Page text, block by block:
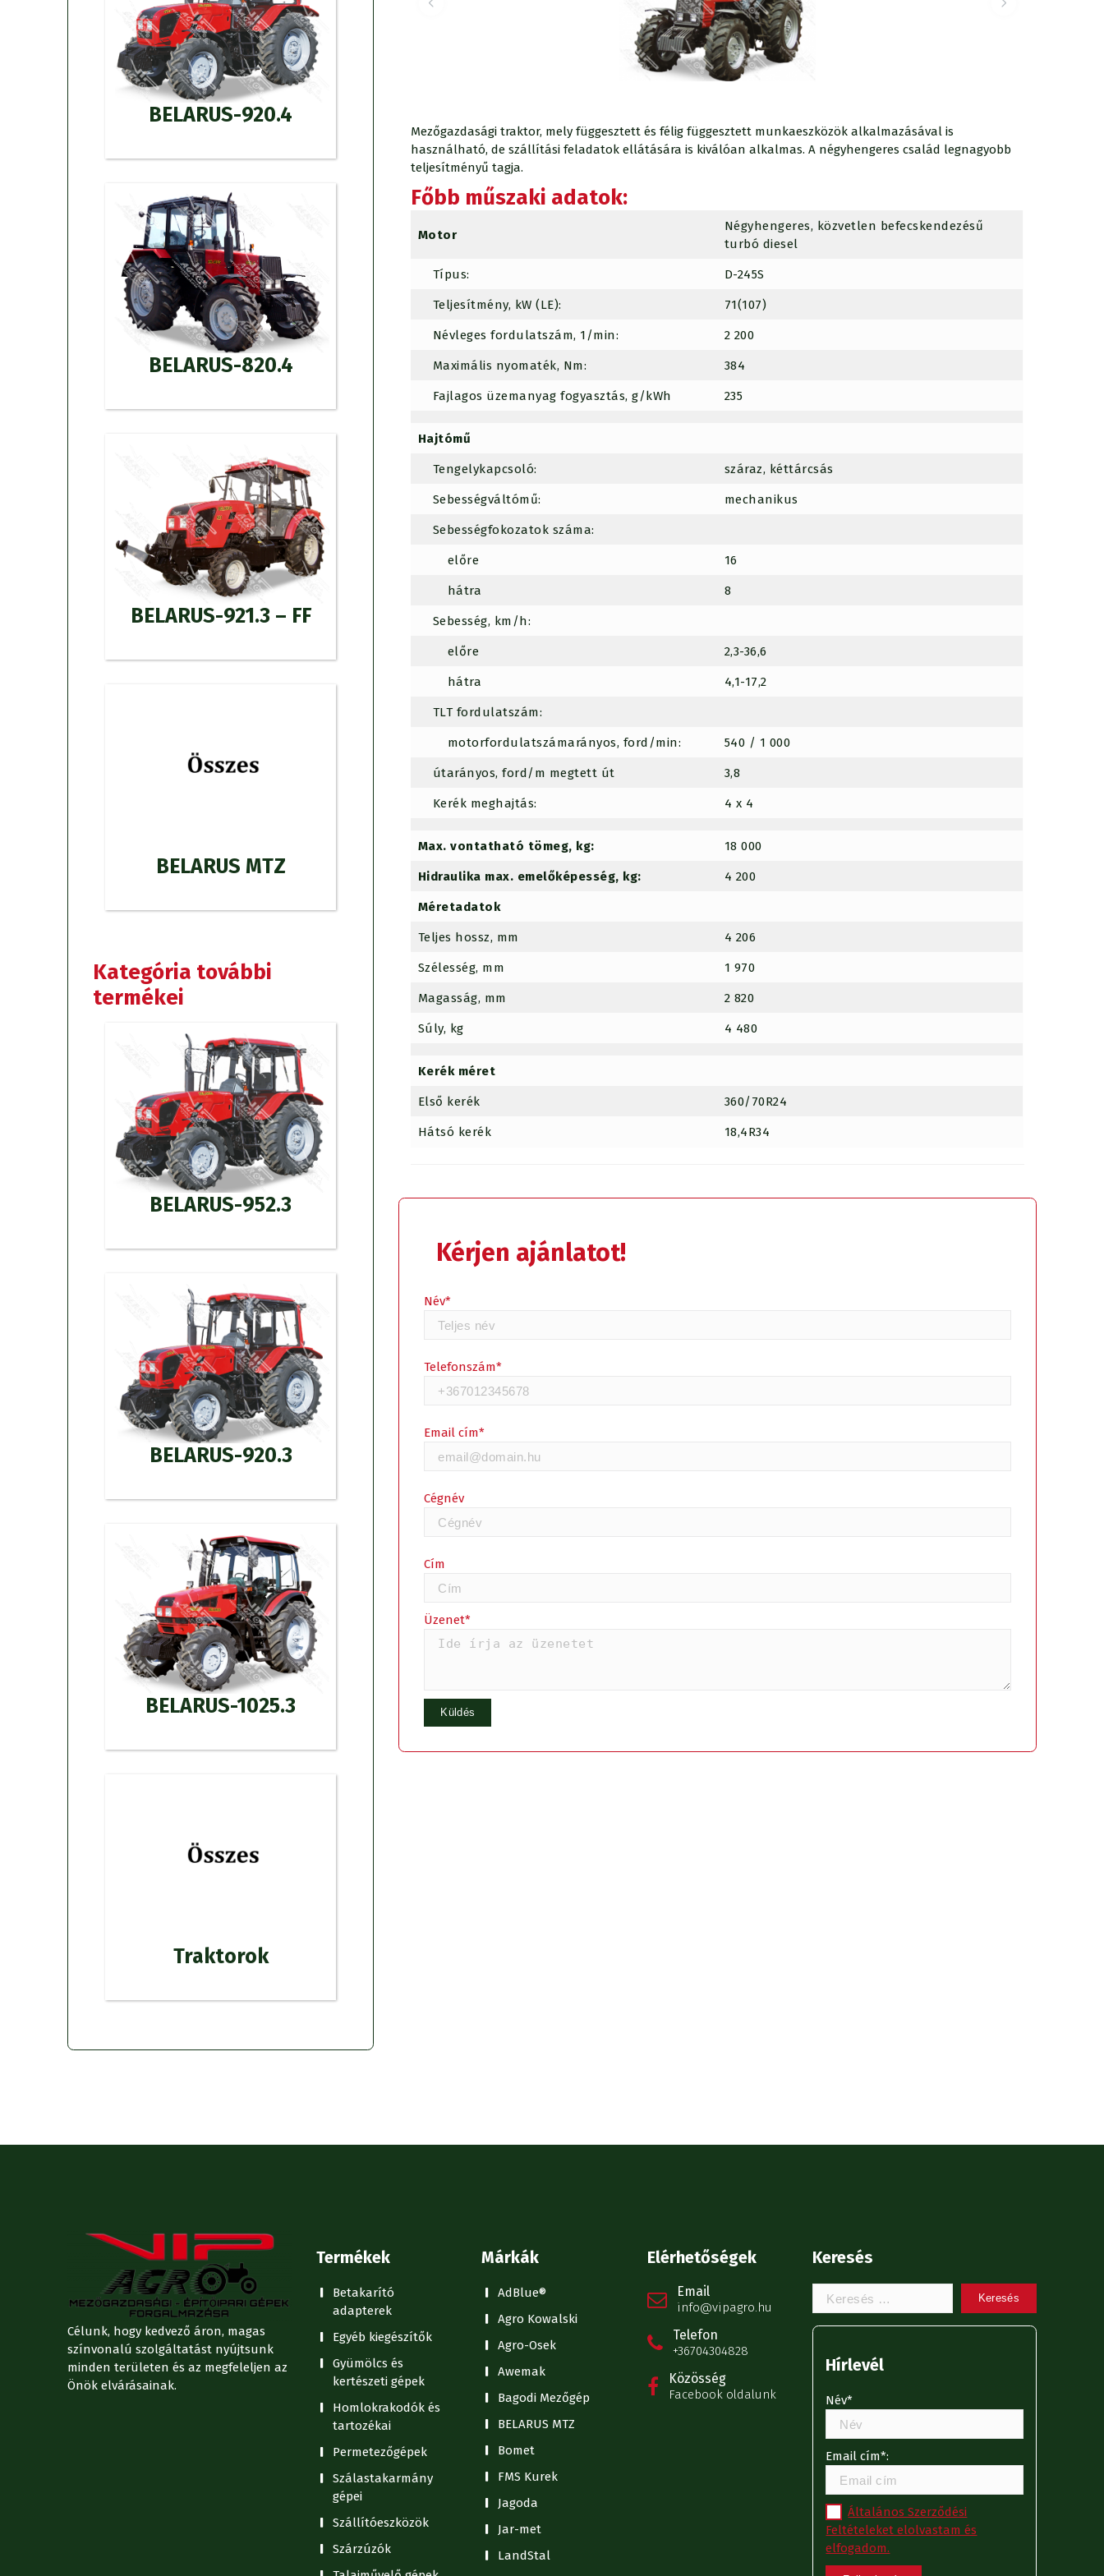
BELARUS-920.4
BELARUS-820.4
BELARUS-921.3 – FF
BELARUS MTZ
Kategória további
termékei
BELARUS-952.3
BELARUS-920.3
BELARUS-1025.3
Traktorok
Mezőgazdasági traktor, mely függesztett és félig függesztett munkaeszközök alkalmazásával is
használható, de szállítási feladatok ellátására is kiválóan alkalmas. A négyhengeres család legnagyobb
teljesítményű tagja.
Főbb műszaki adatok:
Motor
Négyhengeres, közvetlen befecskendezésű
turbó diesel
Típus: D-245S
Teljesítmény, kW (LE): 71(107)
Névleges fordulatszám, 1/min: 2 200
Maximális nyomaték, Nm: 384
Fajlagos üzemanyag fogyasztás, g/kWh 235
Hajtómű
Tengelykapcsoló: száraz, kéttárcsás
Sebességváltómű: mechanikus
Sebességfokozatok száma:
előre 16
hátra 8
Sebesség, km/h:
előre 2,3-36,6
hátra 4,1-17,2
TLT fordulatszám:
motorfordulatszámarányos, ford/min: 540 / 1 000
útarányos, ford/m megtett út 3,8
Kerék meghajtás: 4 x 4
Max. vontatható tömeg, kg: 18 000
Hidraulika max. emelőképesség, kg: 4 200
Méretadatok
Teljes hossz, mm 4 206
Szélesség, mm 1 970
Magasság, mm 2 820
Súly, kg 4 480
Kerék méret
Első kerék 360/70R24
Hátsó kerék 18,4R34
Kérjen ajánlatot!
Kérjen ajánlatot!
Név*
Telefonszám*
Email cím*
Cégnév
Cím
Üzenet*
Célunk, hogy kedvező áron, magas
színvonalú szolgáltatást nyújtsunk
minden területen és az megfeleljen az
Önök elvárásainak.
Termékek
Betakarító
adapterek
Egyéb kiegészítők
Gyümölcs és
kertészeti gépek
Homlokrakodók és
tartozékai
Permetezőgépek
Szálastakarmány
gépei
Szállítóeszközök
Szárzúzók
Márkák
AdBlue®
Agro Kowalski
Agro-Osek
Awemak
Bagodi Mezőgép
BELARUS MTZ
Bomet
FMS Kurek
Jagoda
Jar-met
LandStal
Elérhetőségek
Email
info@vipagro.hu
Telefon
+36704304828
Közösség
Facebook oldalunk
Keresés
Keresem:
Hírlevél
Név*
Email cím*:
Általános Szerződési
Feltételeket elolvastam és
elfogadom.